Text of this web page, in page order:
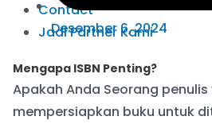
Contact
Jadi Partner Kami
Desember 6, 2024
Mengapa ISBN Penting?
Apakah Anda Seorang
mempersiapkan buku untuk